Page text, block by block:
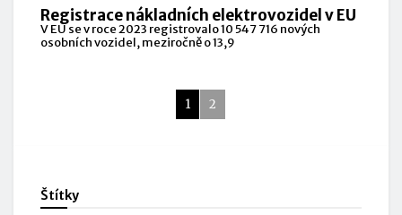
Registrace nákladních elektrovozidel v EU
V EU se v roce 2023 registrovalo 10 547 716 nových
osobních vozidel, meziročně o 13,9
1 2
Štítky